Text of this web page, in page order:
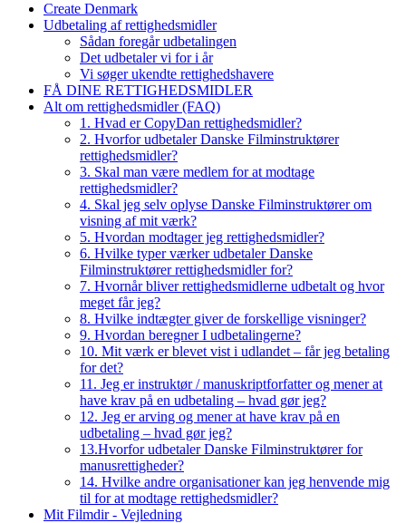
Create Denmark
Udbetaling af rettighedsmidler
Sådan foregår udbetalingen
Det udbetaler vi for i år
Vi søger ukendte rettighedshavere
FÅ DINE RETTIGHEDSMIDLER
Alt om rettighedsmidler (FAQ)
1. Hvad er CopyDan rettighedsmidler?
2. Hvorfor udbetaler Danske Filminstruktører
rettighedsmidler?
3. Skal man være medlem for at modtage
rettighedsmidler?
4. Skal jeg selv oplyse Danske Filminstruktører om
visning af mit værk?
5. Hvordan modtager jeg rettighedsmidler?
6. Hvilke typer værker udbetaler Danske
Filminstruktører rettighedsmidler for?
7. Hvornår bliver rettighedsmidlerne udbetalt og hvor
meget får jeg?
8. Hvilke indtægter giver de forskellige visninger?
9. Hvordan beregner I udbetalingerne?
10. Mit værk er blevet vist i udlandet – får jeg betaling
for det?
11. Jeg er instruktør / manuskriptforfatter og mener at
have krav på en udbetaling – hvad gør jeg?
12. Jeg er arving og mener at have krav på en
udbetaling – hvad gør jeg?
13.Hvorfor udbetaler Danske Filminstruktører for
manusrettigheder?
14. Hvilke andre organisationer kan jeg henvende mig
til for at modtage rettighedsmidler?
Mit Filmdir - Vejledning